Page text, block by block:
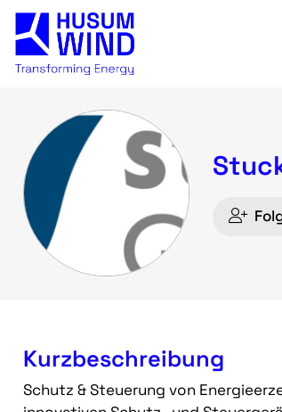
Kurzbeschreibung
Schutz & Steuerung von